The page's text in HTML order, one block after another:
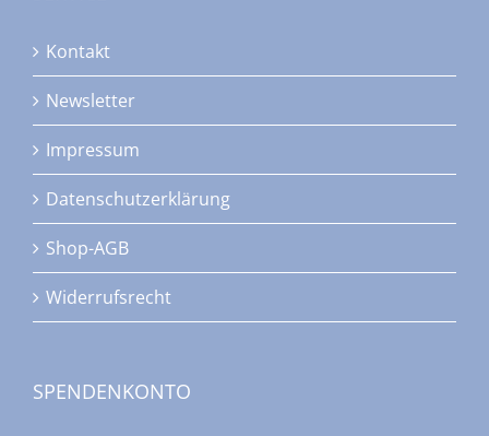
Kontakt
Newsletter
Impressum
Datenschutzerklärung
Shop-AGB
Widerrufsrecht
SPENDENKONTO